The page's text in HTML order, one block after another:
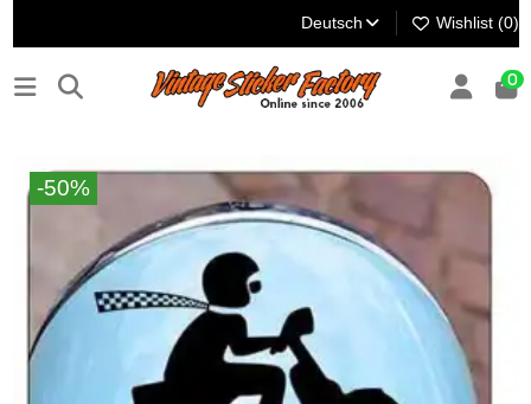
Deutsch Wishlist (0)
0
-50%